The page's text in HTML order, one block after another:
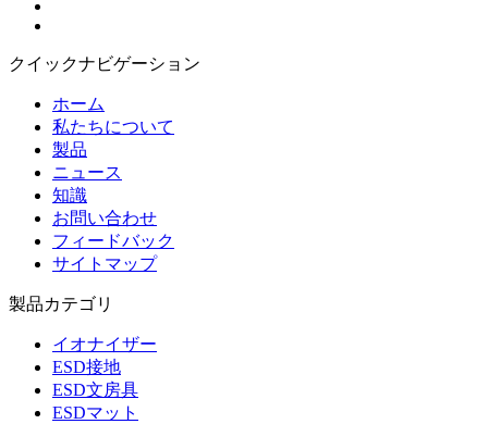
クイックナビゲーション
ホーム
私たちについて
製品
ニュース
知識
お問い合わせ
フィードバック
サイトマップ
製品カテゴリ
イオナイザー
ESD接地
ESD文房具
ESDマット